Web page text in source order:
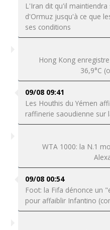
L'Iran dit qu'il
d'Ormuz jusqu'à ce que
ses conditions
Hong Kong
36,9°C
09/08 09:41
Les Houthis du Yémen
raffinerie saoudienne sur
WTA 1000: la N.1
09/08 00:54
Foot: la Fifa dénonce un
pour affaiblir Infantino